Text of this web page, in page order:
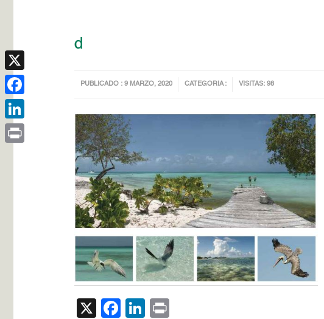
d
PUBLICADO : 9 MARZO, 2020 CATEGORIA : VISITAS: 98
X Facebook
LinkedIn
X
Facebook
LinkedIn